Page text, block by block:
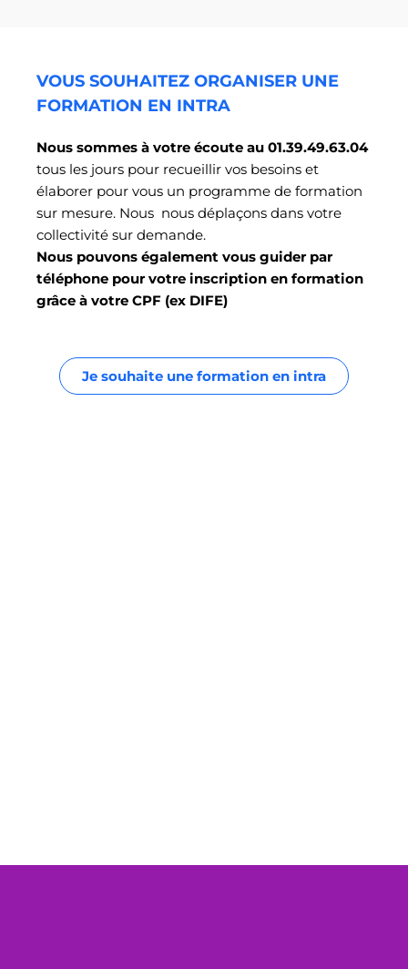
VOUS SOUHAITEZ ORGANISER UNE
FORMATION EN INTRA
Nous sommes à votre écoute au 01.39.49.63.04
tous les jours pour recueillir vos besoins et
élaborer pour vous un programme de formation
sur mesure. Nous nous déplaçons dans votre
collectivité sur demande.
Nous pouvons également vous guider par
téléphone pour votre inscription en formation
grâce à votre CPF (ex DIFE)
Je souhaite une formation en intra